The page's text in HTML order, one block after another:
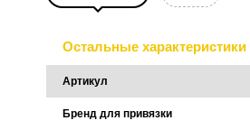
Остальные характеристики
Артикул
Бренд для привязки